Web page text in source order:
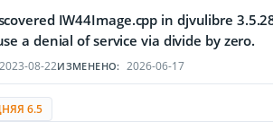
IW44Image.cpp in djvulibre
a denial of service via divide by zero.
2023-08-22ИЗМЕНЕНО: 2026-06-17
6.5